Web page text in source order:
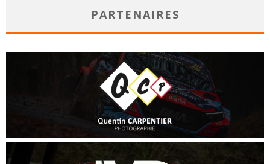
PARTENAIRES